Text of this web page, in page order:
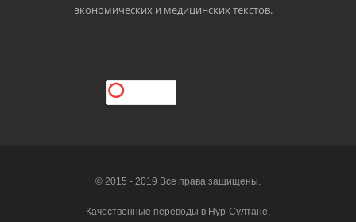
экономических и медицинских текстов.
© 2015 - 2019 Все права защищены.
Качественные переводы в Нур-Султане,